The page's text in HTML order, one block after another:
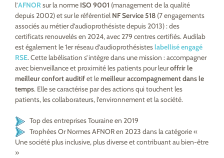
l’AFNORsur la norme ISO 9001 (management de la qualité
depuis 2002) et sur le référentiel NF Service 518 (7 engagements
associés au métier d’audioprothésiste depuis 2013) : des
certificats renouvelés en 2024, avec 279 centres certifiés. Audilab
est également le 1er réseau d’audioprothésisteslabellisé engagé
RSE. Cette labélisation s’intègre dans une mission : accompagner
avec bienveillance et proximité les patients pour leuroffrir le
meilleur confort auditifet lemeilleur accompagnement dans le
temps. Elle se caractérise par des actions qui touchent les
patients, les collaborateurs, l’environnement et la société.
Top des entreprises Touraine en 2019
Trophées Or Normes AFNOR en 2023 dans la catégorie «
Une société plus inclusive, plus diverse et contribuant au bien-être
»